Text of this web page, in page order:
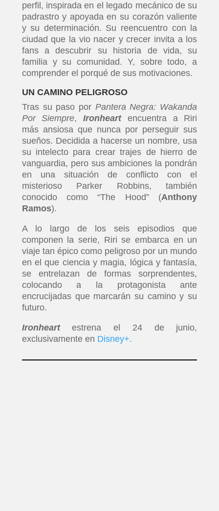
perfil, inspirada en el legado mecánico de su
padrastro y apoyada en su corazón valiente
y su determinación. Su reencuentro con la
ciudad que la vio nacer y crecer invita a los
fans a descubrir su historia de vida, su
familia y su comunidad. Y, sobre todo, a
comprender el porqué de sus motivaciones.
UN CAMINO PELIGROSO
Tras su paso por Pantera Negra: Wakanda
Por Siempre,Ironheart encuentra a Riri
más ansiosa que nunca por perseguir sus
sueños. Decidida a hacerse un nombre, usa
su intelecto para crear trajes de hierro de
vanguardia, pero sus ambiciones la pondrán
en una situación de conflicto con el
misterioso Parker Robbins, también
conocido como “The Hood” (Anthony
Ramos).
A lo largo de los seis episodios que
componen la serie, Riri se embarca en un
viaje tan épico como peligroso por un mundo
en el que ciencia y magia, lógica y fantasía,
se entrelazan de formas sorprendentes,
colocando a la protagonista ante
encrucijadas que marcarán su camino y su
futuro.
Ironheartestrena el 24 de junio,
exclusivamente en Disney+.